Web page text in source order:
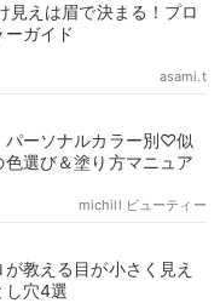
見えは眉で決まる！プロ
ガイド
asami.t
パーソナルカラー別♡似
選び＆塗り方マニュア
michill ビューティー
教える目が小さく見え
し穴4選